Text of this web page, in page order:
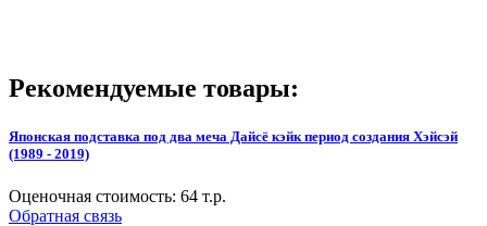
Рекомендуемые товары:
Японская подставка под два меча Дайсё кэйк период создания Хэйсэй
(1989 - 2019)
Оценочная стоимость: 64 т.р.
Обратная связь